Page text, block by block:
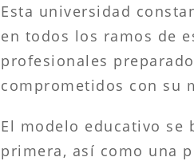
Esta universidad
en todos los ramos de
profesionales
comprometidos con su
El modelo educativo se
primera, así como una